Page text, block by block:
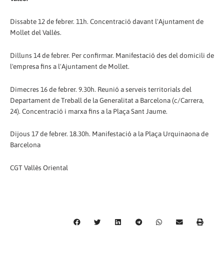
Dissabte 12 de febrer. 11h. Concentració davant l'Ajuntament de
Mollet del Vallès.
Dilluns 14 de febrer. Per confirmar. Manifestació des del domicili de
l'empresa fins a l'Ajuntament de Mollet.
Dimecres 16 de febrer. 9.30h. Reunió a serveis territorials del
Departament de Treball de la Generalitat a Barcelona (c/Carrera,
24). Concentració i marxa fins a la Plaça Sant Jaume.
Dijous 17 de febrer. 18.30h. Manifestació a la Plaça Urquinaona de
Barcelona
CGT Vallès Oriental